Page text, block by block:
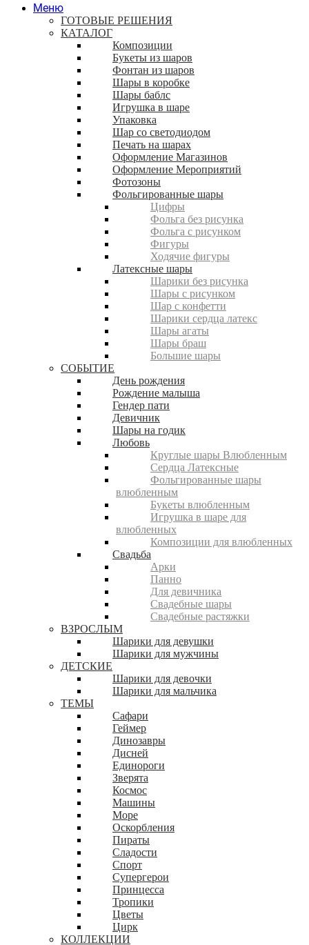
Меню
ГОТОВЫЕ РЕШЕНИЯ
КАТАЛОГ
Композиции
Букеты из шаров
Фонтан из шаров
Шары в коробке
Шары баблс
Игрушка в шаре
Упаковка
Шар со светодиодом
Печать на шарах
Оформление Магазинов
Оформление Мероприятий
Фотозоны
Фольгированные шары
Цифры
Фольга без рисунка
Фольга с рисунком
Фигуры
Ходячие фигуры
Латексные шары
Шарики без рисунка
Шары с рисунком
Шар с конфетти
Шарики сердца латекс
Шары агаты
Шары браш
Большие шары
СОБЫТИЕ
День рождения
Рождение малыша
Гендер пати
Девичник
Шары на годик
Любовь
Круглые шары Влюбленным
Сердца Латексные
Фольгированные шары
влюбленным
Букеты влюбленным
Игрушка в шаре для
влюбленных
Композиции для влюбленных
Свадьба
Арки
Панно
Для девичника
Свадебные шары
Свадебные растяжки
ВЗРОСЛЫМ
Шарики для девушки
Шарики для мужчины
ДЕТСКИЕ
Шарики для девочки
Шарики для мальчика
ТЕМЫ
Сафари
Геймер
Динозавры
Дисней
Единороги
Зверята
Космос
Машины
Море
Оскорбления
Пираты
Сладости
Спорт
Супергерои
Принцесса
Тропики
Цветы
Цирк
КОЛЛЕКЦИИ